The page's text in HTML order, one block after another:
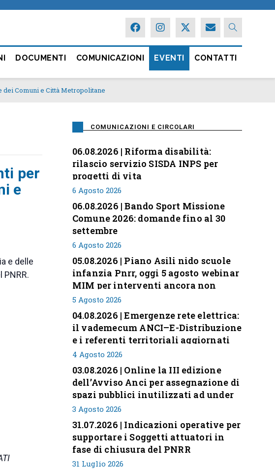
DOCUMENTI COMUNICAZIONI EVENTI CONTATTI
dei Comuni e Città Metropolitane
per
e
e delle
COMUNICAZIONI E CIRCOLARI
06.08.2026 | Riforma disabilità:
rilascio servizio SISDA INPS per
progetti di vita
6 Agosto 2026
06.08.2026 | Bando Sport Missione
Comune 2026: domande fino al 30
settembre
6 Agosto 2026
05.08.2026 | Piano Asili nido scuole
infanzia Pnrr, oggi 5 agosto webinar
MIM per interventi ancora non
conclusi
5 Agosto 2026
04.08.2026 | Emergenze rete elettrica:
il vademecum ANCI–E-Distribuzione
e i referenti territoriali aggiornati
4 Agosto 2026
03.08.2026 | Online la III edizione
dell’Avviso Anci per assegnazione di
spazi pubblici inutilizzati ad under
35
3 Agosto 2026
31.07.2026 | Indicazioni operative per
supportare i Soggetti attuatori in
fase di chiusura del PNRR
31 Luglio 2026